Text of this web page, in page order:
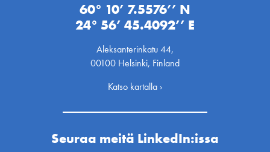
60° 10’ 7.5576’’ N
24° 56’ 45.4092’’ E
Aleksanterinkatu 44,
00100 Helsinki, Finland
Katso kartalla ›
Seuraa meitä LinkedIn:issa